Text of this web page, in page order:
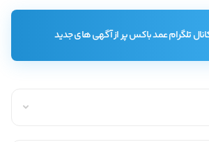
بهداشتی
آن‌ها برای هر فروشگاه لوازم آرایشی
تلگرام عمد باکس پر از آگهی های جدید